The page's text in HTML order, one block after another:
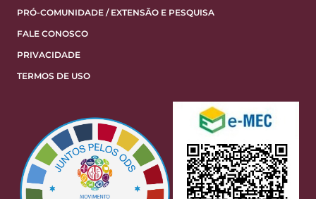
PRÓ-COMUNIDADE / EXTENSÃO E PESQUISA
FALE CONOSCO
PRIVACIDADE
TERMOS DE USO